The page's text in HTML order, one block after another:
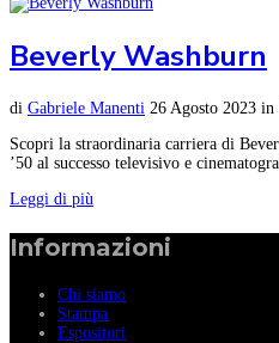
Beverly Washburn
di Gabriele Manenti 26 Agosto 2023 in
Scopri la straordinaria carriera di
’50 al successo televisivo e
Leggi di più
Informazioni
Chi siamo
Stampa
Espositori